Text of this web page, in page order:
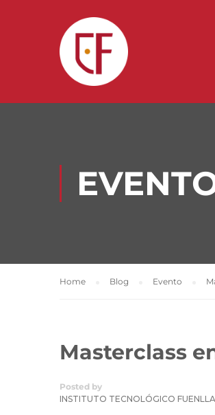
Home Blog Evento
Masterclass
Posted by
INSTITUTO TECNOLÓGICO